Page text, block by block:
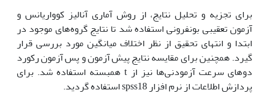
برای تجزیه و تحلیل نتایج، از روش آماری آنالیز کوواریانس و
آزمون تعقیبی بونفرونی استفاده شد تا نتایج گروه‌های موجود در
ابتدا و انتهای تحقیق از نظر اختلاف میانگین مورد بررسی قرار
گیرد. همچنین برای مقایسه نتایج پیش آزمون و پس آزمون رکورد
دوهای سرعت آزمودنی‌ها نیز از t همبسته استفاده شد. برای
پردازش اطلاعات از نرم افزار spss18 استفاده گردید.